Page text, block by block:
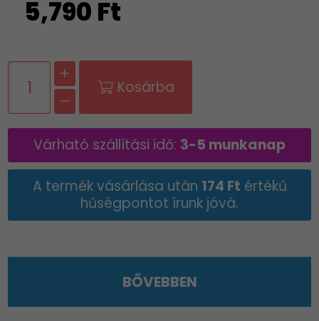
5,790 Ft
Kosárba
Várható szállítási idő: 3-5 munkanap
A termék vásárlása után 174 Ft értékű
hűségpontot írunk jóvá.
BŐVEBBEN